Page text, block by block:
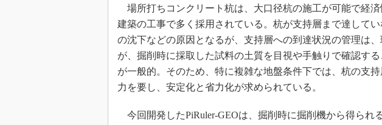
場所打ちコンクリート杭は、大口径杭の施工が可能で経
建築の工事で多く採用されている。杭が支持層まで達して
の沈下などの原因となるが、支持層への到達状況の管理は
が、掘削時に採取した試料の土質を目視や手触りで確認す
が一般的。そのため、特に複雑な地盤条件下では、杭の支
力を要し、安定化と省力化が求められている。
今回開発したPiRuler-GEOは、掘削時に掘削機から得られ